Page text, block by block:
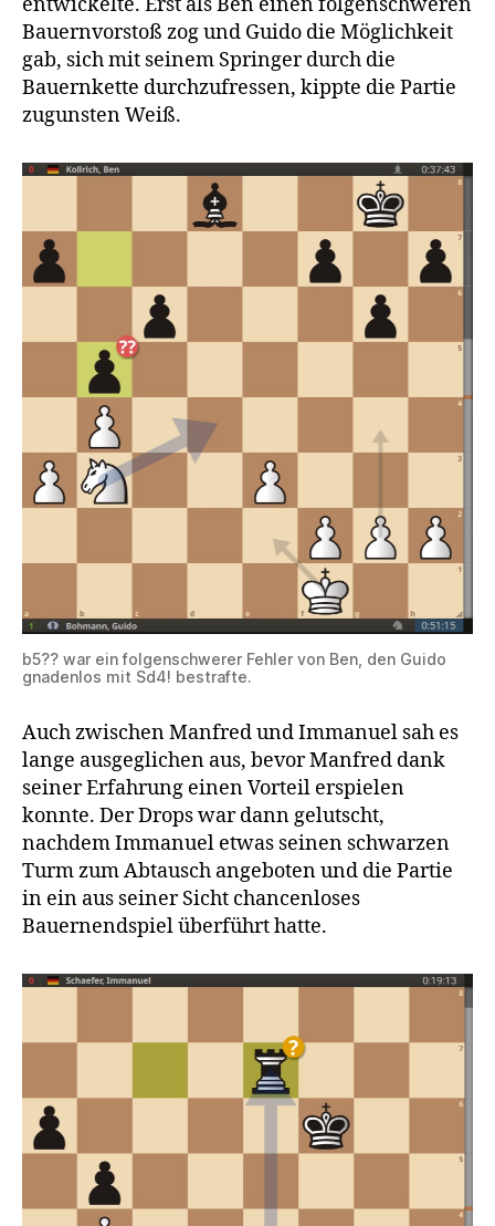
Bauernvorstoß zog und Guido die Möglichkeit
gab, sich mit seinem Springer durch die
Bauernkette durchzufressen, kippte die Partie
zugunsten Weiß.
b5?? war ein folgenschwerer Fehler von Ben, den Guido
gnadenlos mit Sd4! bestrafte.
Auch zwischen Manfred und Immanuel sah es
lange ausgeglichen aus, bevor Manfred dank
seiner Erfahrung einen Vorteil erspielen
konnte. Der Drops war dann gelutscht,
nachdem Immanuel etwas seinen schwarzen
Turm zum Abtausch angeboten und die Partie
in ein aus seiner Sicht chancenloses
Bauernendspiel überführt hatte.